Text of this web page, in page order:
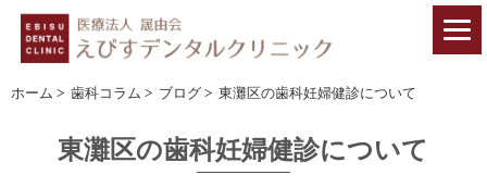
ホーム > 歯科コラム > ブログ > 東灘区の歯科妊婦健診について
東灘区の歯科妊婦健診について